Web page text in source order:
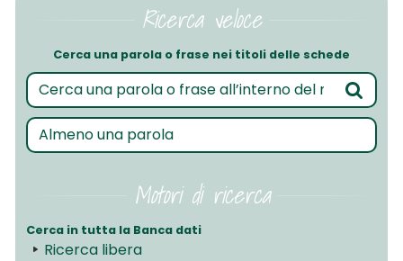
Ricerca veloce
Cerca una parola o frase nei titoli delle schede
Motori di ricerca
Cerca in tutta la Banca dati
Ricerca libera